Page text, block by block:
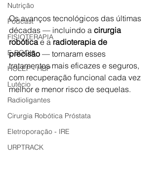
Nutrição
Podcast
FISIOTERAPIA
E-BOOK
HOLEP - HBP
Lutécio
Radioligantes
Cirurgia Robótica Próstata
Eletroporação - IRE
URPTRACK
Os avanços tecnológicos das últimas
décadas — incluindo a cirurgia
robótica e a radioterapia de
precisão — tornaram esses
tratamentos mais eficazes e seguros,
com recuperação funcional cada vez
melhor e menor risco de sequelas.